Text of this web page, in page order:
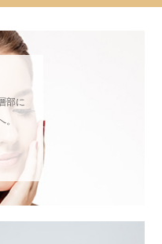
トのご報告
トップアイリスト）キャンペー
限定)
部に